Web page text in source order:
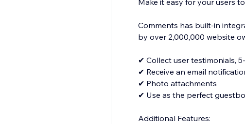
Make it easy for your users
Comments has built-in
by over 2,000,000 website
✔ Collect user testimonials,
✔ Receive an email
✔ Photo attachments
✔ Use as the perfect
Additional Features: